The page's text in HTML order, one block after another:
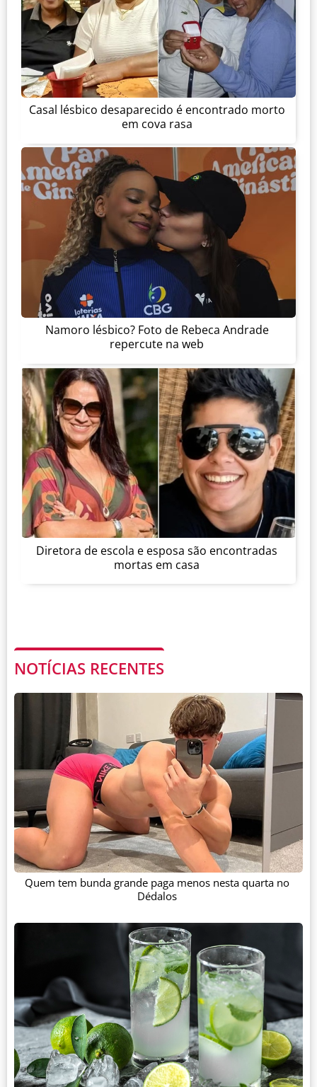
Casal lésbico desaparecido é encontrado morto
em cova rasa
Namoro lésbico? Foto de Rebeca Andrade
repercute na web
Diretora de escola e esposa são encontradas
mortas em casa
NOTÍCIAS RECENTES
Quem tem bunda grande paga menos nesta quarta no
Dédalos